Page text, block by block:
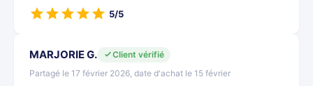
5/5
MARJORIE G.
Client vérifié
Partagé le 17 février 2026, date d'achat le 15 février